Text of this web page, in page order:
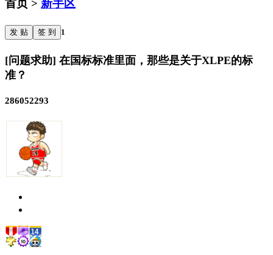
首页 > 新手区
发 贴 签 到 1
[问题求助] 在国标标准里面，那些是关于XLPE的标
准？
286052293